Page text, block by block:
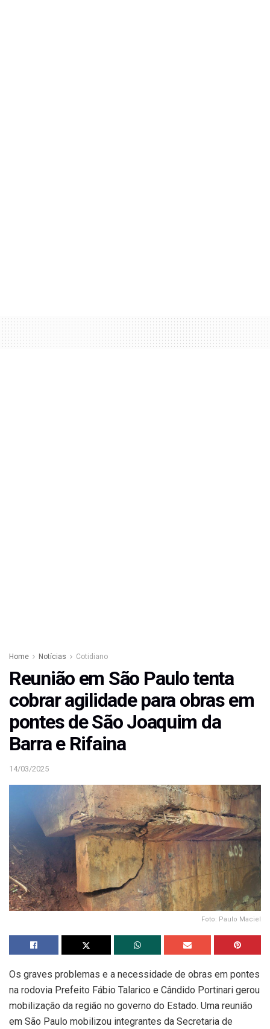
Home Notícias Cotidiano
Reunião em São Paulo tenta
cobrar agilidade para obras em
pontes de São Joaquim da
Barra e Rifaina
14/03/2025
Foto: Paulo Maciel
Os graves problemas e a necessidade de obras em pontes
na rodovia Prefeito Fábio Talarico e Cândido Portinari gerou
mobilização da região no governo do Estado. Uma reunião
em São Paulo mobilizou integrantes da Secretaria de